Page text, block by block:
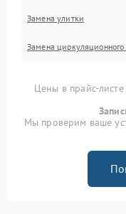
Замена улитки
Замена циркуляционного
Цены в прайс-
Мы проверим ваше